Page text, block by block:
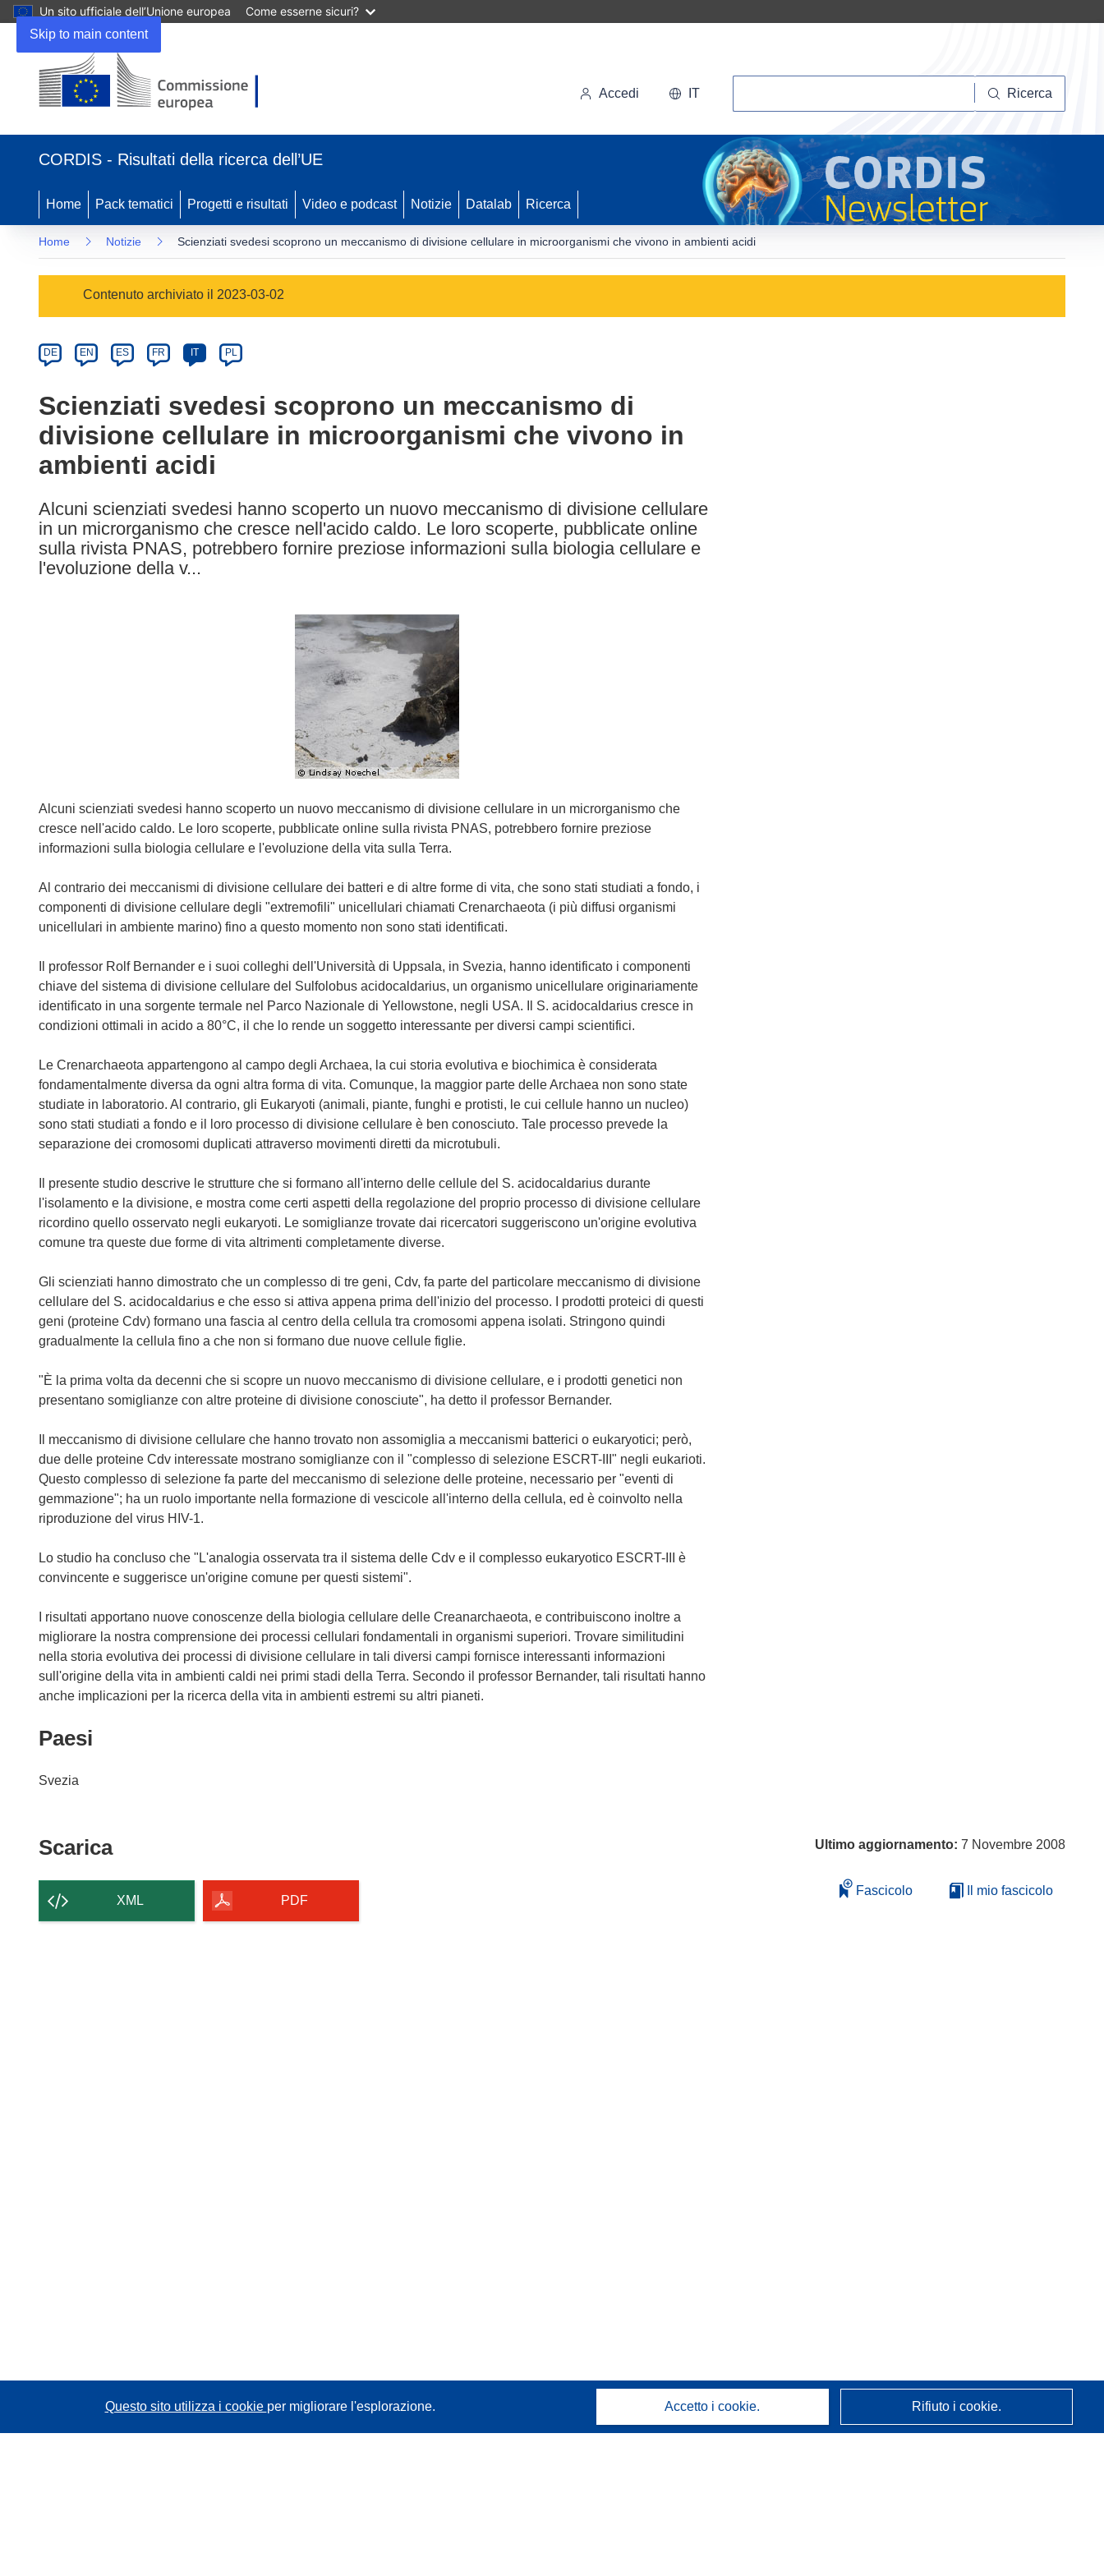
Skip to main content
Un sito ufficiale dell’Unione europea Come esserne sicuri?
in
nuova
finestra)
Accedi IT Ricerca
CORDIS - Risultati della ricerca dell’UE
Home Pack tematici Progetti e risultati Video e podcast Notizie Datalab Ricerca
Home Notizie Scienziati svedesi scoprono un meccanismo di divisione cellulare in microorganismi che vivono in ambienti acidi
Category
Contenuto archiviato il 2023-03-02
Article
available
the
following
languages:
DE EN ES FR IT PL
Scienziati svedesi scoprono un meccanismo di
divisione cellulare in microorganismi che vivono in
ambienti acidi
Alcuni scienziati svedesi hanno scoperto un nuovo meccanismo di divisione cellulare
in un microrganismo che cresce nell'acido caldo. Le loro scoperte, pubblicate online
sulla rivista PNAS, potrebbero fornire preziose informazioni sulla biologia cellulare e
l'evoluzione della v...
Alcuni scienziati svedesi hanno scoperto un nuovo meccanismo di divisione cellulare in un microrganismo che
cresce nell'acido caldo. Le loro scoperte, pubblicate online sulla rivista PNAS, potrebbero fornire preziose
informazioni sulla biologia cellulare e l'evoluzione della vita sulla Terra.
Al contrario dei meccanismi di divisione cellulare dei batteri e di altre forme di vita, che sono stati studiati a fondo, i
componenti di divisione cellulare degli "extremofili" unicellulari chiamati Crenarchaeota (i più diffusi organismi
unicellulari in ambiente marino) fino a questo momento non sono stati identificati.
Il professor Rolf Bernander e i suoi colleghi dell'Università di Uppsala, in Svezia, hanno identificato i componenti
chiave del sistema di divisione cellulare del Sulfolobus acidocaldarius, un organismo unicellulare originariamente
identificato in una sorgente termale nel Parco Nazionale di Yellowstone, negli USA. Il S. acidocaldarius cresce in
condizioni ottimali in acido a 80°C, il che lo rende un soggetto interessante per diversi campi scientifici.
Le Crenarchaeota appartengono al campo degli Archaea, la cui storia evolutiva e biochimica è considerata
fondamentalmente diversa da ogni altra forma di vita. Comunque, la maggior parte delle Archaea non sono state
studiate in laboratorio. Al contrario, gli Eukaryoti (animali, piante, funghi e protisti, le cui cellule hanno un nucleo)
sono stati studiati a fondo e il loro processo di divisione cellulare è ben conosciuto. Tale processo prevede la
separazione dei cromosomi duplicati attraverso movimenti diretti da microtubuli.
Il presente studio descrive le strutture che si formano all'interno delle cellule del S. acidocaldarius durante
l'isolamento e la divisione, e mostra come certi aspetti della regolazione del proprio processo di divisione cellulare
ricordino quello osservato negli eukaryoti. Le somiglianze trovate dai ricercatori suggeriscono un'origine evolutiva
comune tra queste due forme di vita altrimenti completamente diverse.
Gli scienziati hanno dimostrato che un complesso di tre geni, Cdv, fa parte del particolare meccanismo di divisione
cellulare del S. acidocaldarius e che esso si attiva appena prima dell'inizio del processo. I prodotti proteici di questi
geni (proteine Cdv) formano una fascia al centro della cellula tra cromosomi appena isolati. Stringono quindi
gradualmente la cellula fino a che non si formano due nuove cellule figlie.
"È la prima volta da decenni che si scopre un nuovo meccanismo di divisione cellulare, e i prodotti genetici non
presentano somiglianze con altre proteine di divisione conosciute", ha detto il professor Bernander.
Il meccanismo di divisione cellulare che hanno trovato non assomiglia a meccanismi batterici o eukaryotici; però,
due delle proteine Cdv interessate mostrano somiglianze con il "complesso di selezione ESCRT-III" negli eukarioti.
Questo complesso di selezione fa parte del meccanismo di selezione delle proteine, necessario per "eventi di
gemmazione"; ha un ruolo importante nella formazione di vescicole all'interno della cellula, ed è coinvolto nella
riproduzione del virus HIV-1.
Lo studio ha concluso che "L'analogia osservata tra il sistema delle Cdv e il complesso eukaryotico ESCRT-III è
convincente e suggerisce un'origine comune per questi sistemi".
I risultati apportano nuove conoscenze della biologia cellulare delle Creanarchaeota, e contribuiscono inoltre a
migliorare la nostra comprensione dei processi cellulari fondamentali in organismi superiori. Trovare similitudini
nella storia evolutiva dei processi di divisione cellulare in tali diversi campi fornisce interessanti informazioni
sull'origine della vita in ambienti caldi nei primi stadi della Terra. Secondo il professor Bernander, tali risultati hanno
anche implicazioni per la ricerca della vita in ambienti estremi su altri pianeti.
Paesi
Svezia
ScaricaScarica
contenuto
della
XML PDF
Ultimo aggiornamento: 7 Novembre 2008
Fascicolo Il mio fascicolo
Questo sito utilizza i cookie per migliorare l'esplorazione. Accetto i cookie. Rifiuto i cookie.